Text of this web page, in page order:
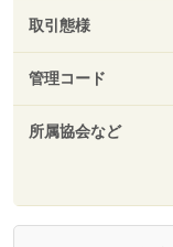
取引態様
管理コード
所属協会など